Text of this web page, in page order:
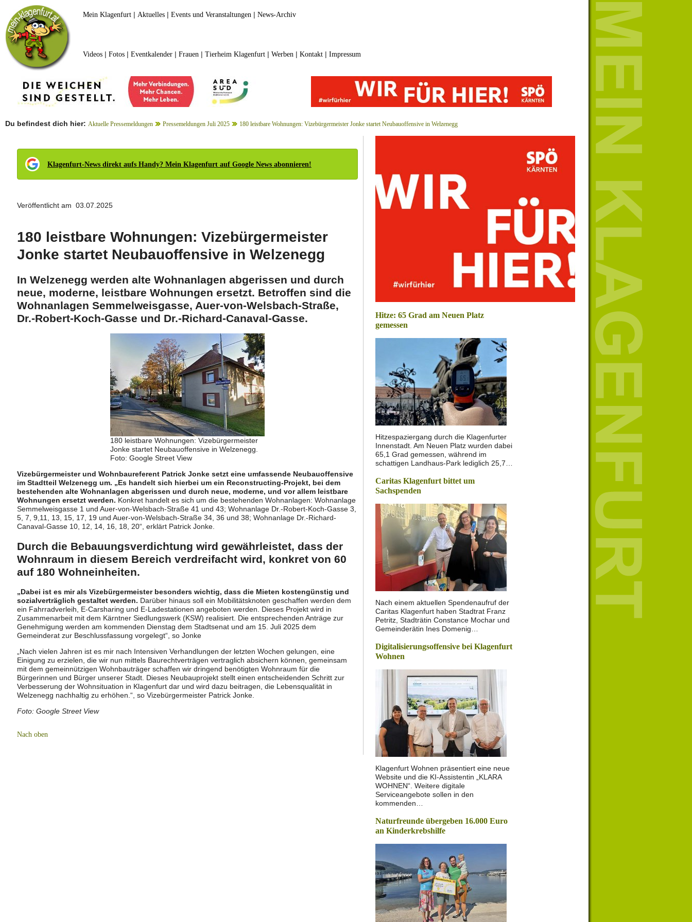
Mein Klagenfurt| Aktuelles| Events und Veranstaltungen | News-Archiv
Videos| Fotos| Eventkalender| Frauen | Tierheim Klagenfurt| Werben | Kontakt| Impressum
Du befindest dich hier: Aktuelle Pressemeldungen Pressemeldungen Juli 2025 180 leistbare Wohnungen: Vizebürgermeister Jonke startet Neubauoffensive in Welzenegg
Klagenfurt-News direkt aufs Handy? Mein Klagenfurt auf Google News abonnieren!
Veröffentlicht am 03.07.2025
180 leistbare Wohnungen: Vizebürgermeister
Jonke startet Neubauoffensive in Welzenegg
In Welzenegg werden alte Wohnanlagen abgerissen und durch
neue, moderne, leistbare Wohnungen ersetzt. Betroffen sind die
Wohnanlagen Semmelweisgasse, Auer-von-Welsbach-Straße,
Dr.-Robert-Koch-Gasse und Dr.-Richard-Canaval-Gasse.
180 leistbare Wohnungen: Vizebürgermeister
Jonke startet Neubauoffensive in Welzenegg.
Foto: Google Street View
Vizebürgermeister und Wohnbaureferent Patrick Jonke setzt eine umfassende Neubauoffensive
im Stadtteil Welzenegg um. „Es handelt sich hierbei um ein Reconstructing-Projekt, bei dem
bestehenden alte Wohnanlagen abgerissen und durch neue, moderne, und vor allem leistbare
Wohnungen ersetzt werden. Konkret handelt es sich um die bestehenden Wohnanlagen: Wohnanlage
Semmelweisgasse 1 und Auer-von-Welsbach-Straße 41 und 43; Wohnanlage Dr.-Robert-Koch-Gasse 3,
5, 7, 9,11, 13, 15, 17, 19 und Auer-von-Welsbach-Straße 34, 36 und 38; Wohnanlage Dr.-Richard-
Canaval-Gasse 10, 12, 14, 16, 18, 20“, erklärt Patrick Jonke.
Durch die Bebauungsverdichtung wird gewährleistet, dass der
Wohnraum in diesem Bereich verdreifacht wird, konkret von 60
auf 180 Wohneinheiten.
„Dabei ist es mir als Vizebürgermeister besonders wichtig, dass die Mieten kostengünstig und
sozialverträglich gestaltet werden. Darüber hinaus soll ein Mobilitätsknoten geschaffen werden dem
ein Fahrradverleih, E-Carsharing und E-Ladestationen angeboten werden. Dieses Projekt wird in
Zusammenarbeit mit dem Kärntner Siedlungswerk (KSW) realisiert. Die entsprechenden Anträge zur
Genehmigung werden am kommenden Dienstag dem Stadtsenat und am 15. Juli 2025 dem
Gemeinderat zur Beschlussfassung vorgelegt“, so Jonke
„Nach vielen Jahren ist es mir nach Intensiven Verhandlungen der letzten Wochen gelungen, eine
Einigung zu erzielen, die wir nun mittels Baurechtverträgen vertraglich absichern können, gemeinsam
mit dem gemeinnützigen Wohnbauträger schaffen wir dringend benötigten Wohnraum für die
Bürgerinnen und Bürger unserer Stadt. Dieses Neubauprojekt stellt einen entscheidenden Schritt zur
Verbesserung der Wohnsituation in Klagenfurt dar und wird dazu beitragen, die Lebensqualität in
Welzenegg nachhaltig zu erhöhen.“, so Vizebürgermeister Patrick Jonke.
Foto: Google Street View
Nach oben
Hitze: 65 Grad am Neuen Platz
gemessen
Hitzespaziergang durch die Klagenfurter
Innenstadt. Am Neuen Platz wurden dabei
65,1 Grad gemessen, während im
schattigen Landhaus-Park lediglich 25,7…
Caritas Klagenfurt bittet um
Sachspenden
Nach einem aktuellen Spendenaufruf der
Caritas Klagenfurt haben Stadtrat Franz
Petritz, Stadträtin Constance Mochar und
Gemeinderätin Ines Domenig…
Digitalisierungsoffensive bei Klagenfurt
Wohnen
Klagenfurt Wohnen präsentiert eine neue
Website und die KI-Assistentin „KLARA
WOHNEN“. Weitere digitale
Serviceangebote sollen in den
kommenden…
Naturfreunde übergeben 16.000 Euro
an Kinderkrebshilfe